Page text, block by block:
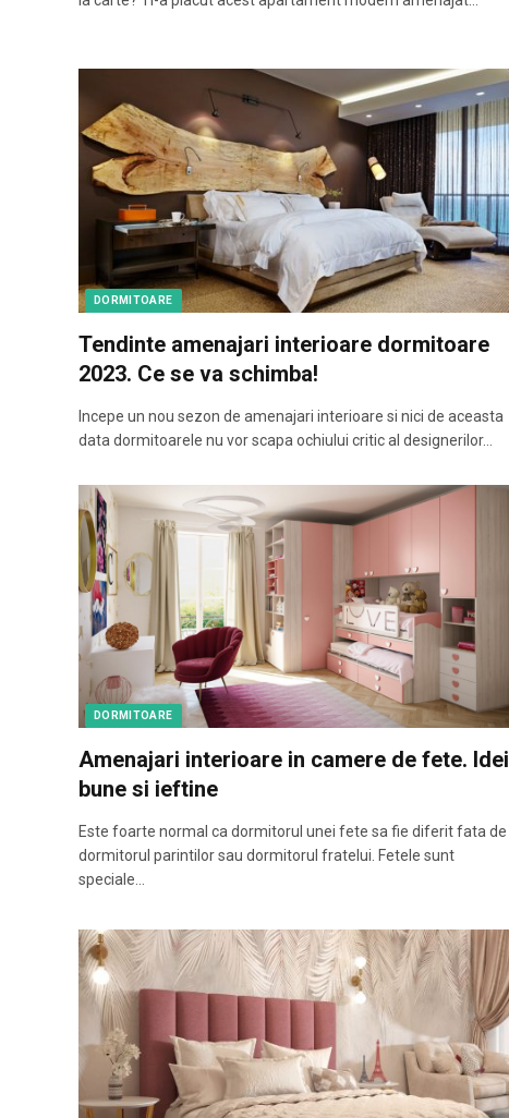
DORMITOARE
Tendinte amenajari interioare dormitoare
2023. Ce se va schimba!
Incepe un nou sezon de amenajari interioare si nici de aceasta
data dormitoarele nu vor scapa ochiului critic al designerilor…
DORMITOARE
Amenajari interioare in camere de fete. Idei
bune si ieftine
Este foarte normal ca dormitorul unei fete sa fie diferit fata de
dormitorul parintilor sau dormitorul fratelui. Fetele sunt
speciale…